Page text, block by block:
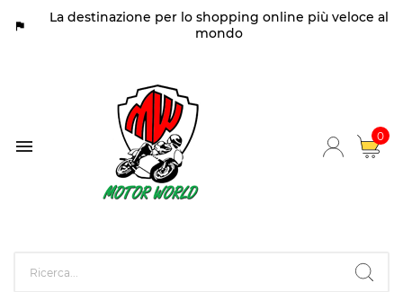
assistant_photo
La destinazione per lo shopping online più veloce al
mondo
 0